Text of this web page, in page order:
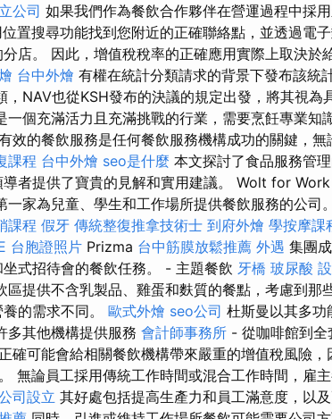
公司 如果我們作為餐飲合作夥伴在營運過程中採
置搜尋功能找到您附近的正確聯絡點，並透過電
店。 因此，增值稅稅率的正確應用實際上取決於
台中外燴 有權在統計分類請求的背景下發布該統
，NAV也從KSH發布的決議的規定出發，將其視為
一個充滿活力且充滿挑戰的行業，需要烹飪專業知
效的餐飲服務是任何餐飲服務機構成功的關鍵，
課程 台中外燴 seo是什麼 本文探討了食品服務管
者提供了寶貴的見解和實用建議。 Wolt for
一家為兒童、學生和工作場所提供餐飲服務的公司
課程 假牙 傳統整復推拿技術士 到府外燴 學按摩課
台胞證照片 Prizma 台中筋膜放鬆推薦 外遇 集團
式招待會的餐飲任務。 - 主題餐飲 牙橋 玻尿酸
區提供不含乳製品、雞蛋和麩質的餐點，考慮到那
的需求不同。 歐式外燴 seo公司 杜斯曼以其多功
多其他機構提供服務 會計師事務所 - 從咖啡館到全
確可能會給相關餐飲機構帶來嚴重的增值稅風險
無論員工採用傳統工作時間或混合工作時間，雇
司設立 其好處包括提高生產力和員工滿意度，以